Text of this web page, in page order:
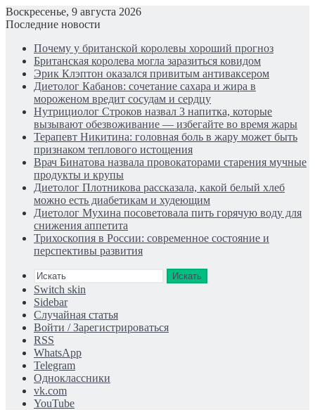
Воскресенье, 9 августа 2026
Последние новости
Почему у британской королевы хороший прогноз
Британская королева могла заразиться ковидом
Эрик Клэптон оказался привитым антиваксером
Диетолог Кабанов: сочетание сахара и жира в
мороженом вредит сосудам и сердцу
Нутрициолог Строков назвал 3 напитка, которые
вызывают обезвоживание — избегайте во время жары
Терапевт Никитина: головная боль в жару может быть
признаком теплового истощения
Врач Бинатова назвала провокаторами старения мучные
продукты и крупы
Диетолог Плотникова рассказала, какой белый хлеб
можно есть диабетикам и худеющим
Диетолог Мухина посоветовала пить горячую воду для
снижения аппетита
Трихоскопия в России: современное состояние и
перспективы развития
Искать
Switch skin
Sidebar
Случайная статья
Войти / Зарегистрироваться
RSS
WhatsApp
Telegram
Одноклассники
vk.com
YouTube